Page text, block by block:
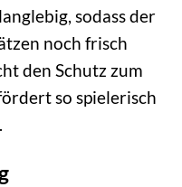
sodass der
noch frisch
den Schutz zum
so spielerisch